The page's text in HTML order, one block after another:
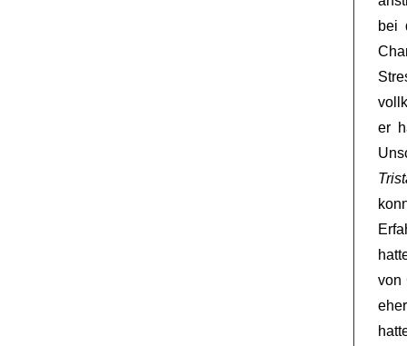
bei
er
von